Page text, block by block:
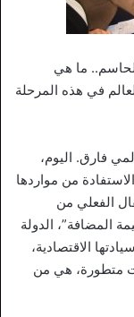
ما هي
في هذه المرحلة
فارق. اليوم،
من مواردها
الفعلي من
المضافة”، الدولة
الاقتصادية،
متطورة، هي من